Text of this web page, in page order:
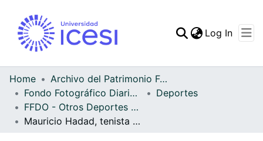
Statistics
Log In
Home
Archivo del Patrimonio Fotográfico y Fílmico del Valle del Cauca
Fondo Fotográfico Diario Occidente
Deportes
FFDO - Otros Deportes - Patrimonial
Mauricio Hadad, tenista caleño y familiares.